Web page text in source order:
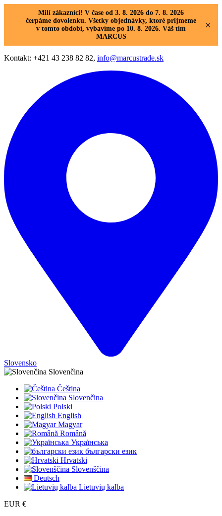
Milí zákazníci! V čase od 3. 8. 2026 do 7. 8. 2026
čerpáme dovolenku. Všetky objednávky, ktoré prijmeme
v tomto období, vybavíme po 10. 8. 2026. Váš tím
MARCUS
×
Kontakt: +421 43 238 82 82, info@marcustrade.sk
Slovensko
Slovenčina
Čeština
Slovenčina
Polski
English
Magyar
Română
Українська
български език
Hrvatski
Slovenščina
Deutsch
Lietuvių kalba
EUR €